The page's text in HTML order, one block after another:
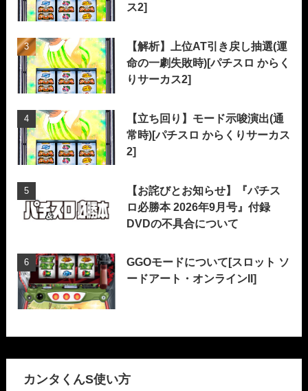
ス2]
【解析】上位AT引き戻し抽選(運
命の一劇失敗時)[パチスロ からく
りサーカス2]
【立ち回り】モード示唆演出(通
常時)[パチスロ からくりサーカス
2]
【お詫びとお知らせ】『パチス
ロ必勝本 2026年9月号』付録
DVDの不具合について
GGOモードについて[スロット ソ
ードアート・オンラインII]
カンタくんS使い方